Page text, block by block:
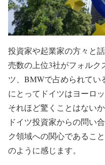
投資家や起業家の方々と
売数の上位3社がフォルク
ツ、BMWで占められてい
にとってドイツはヨーロ
それほど驚くことはない
ドイツ投資家からの問い
ク領域への関心であるこ
のように感じます。